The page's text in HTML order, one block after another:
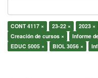
CONT 4117 × 23-22 × 2023 ×
Creación de cursos ×
Informe
EDUC 5005 ×
BIOL 3056 ×